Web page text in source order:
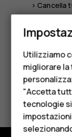
HMD
Per le
>Cancella
Ti è stato
Sì No
Utilizziamo
migliorare la
"Accetta
tecnologie